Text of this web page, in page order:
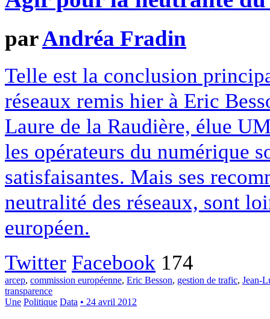
parAndréa Fradin
Telle est la conclusion
réseaux remis hier à Eric
Laure de la Raudière, élue
les opérateurs du numérique
satisfaisantes. Mais ses
neutralité des réseaux, sont
européen.
Twitter Facebook 174
arcep, commission européenne, Eric Besson, gestion de trafic, Jean-
transparence
Une Politique Data • 24 avril 2012